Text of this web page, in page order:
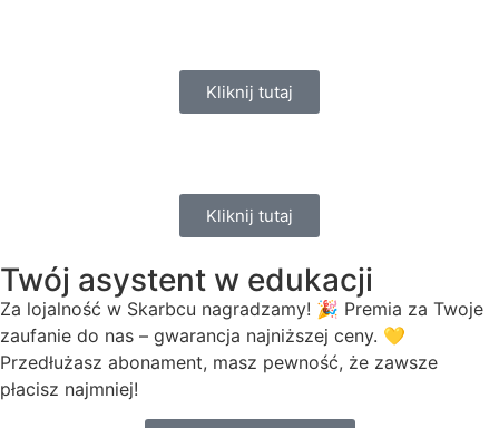
Kliknij tutaj
Kliknij tutaj
Twój asystent w edukacji
Za lojalność w Skarbcu nagradzamy! 🎉 Premia za Twoje
zaufanie do nas – gwarancja najniższej ceny. 💛
Przedłużasz abonament, masz pewność, że zawsze
płacisz najmniej!